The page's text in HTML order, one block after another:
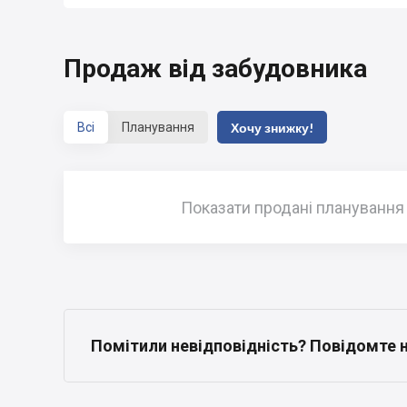
Продаж від забудовника
Всі Планування Хочу знижку!
Показати продані планування
Помітили невідповідність? Повідомте